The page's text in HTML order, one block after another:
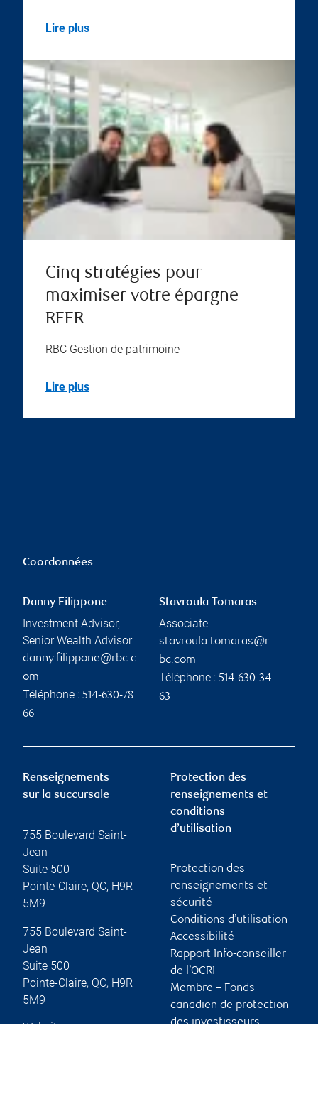
Lire plus
Cinq stratégies pour
maximiser votre épargne
REER
RBC Gestion de patrimoine
Lire plus
Coordonnées
Danny Filippone
Investment Advisor,
Senior Wealth Advisor
danny.filippone@rbc.c
om
Téléphone : 514-630-78
66
Stavroula Tomaras
Associate
stavroula.tomaras@r
bc.com
Téléphone : 514-630-34
63
Renseignements
sur la succursale
755 Boulevard Saint-
Jean
Suite 500
Pointe-Claire, QC, H9R
5M9
755 Boulevard Saint-
Jean
Suite 500
Pointe-Claire, QC, H9R
5M9
Protection des
renseignements et
conditions
d’utilisation
Protection des
renseignements et
sécurité
Conditions d’utilisation
Accessibilité
Rapport Info-conseiller
de l’OCRI
Membre – Fonds
canadien de protection
des investisseurs